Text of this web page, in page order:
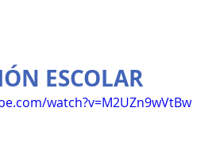
ESCOLAR
watch?v=M2UZn9wVtBw